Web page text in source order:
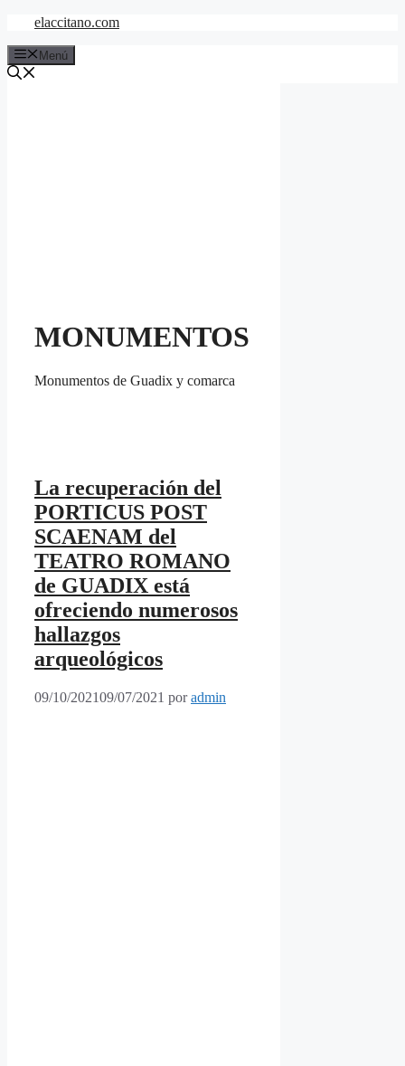
Saltar
contenido
elaccitano.com
Menú
MONUMENTOS
Monumentos de Guadix y comarca
La recuperación del
PORTICUS POST
SCAENAM del
TEATRO ROMANO
de GUADIX está
ofreciendo numerosos
hallazgos
arqueológicos
09/10/202109/07/2021 poradmin